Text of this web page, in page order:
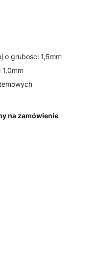
o grubości 1,5mm
na zamówienie